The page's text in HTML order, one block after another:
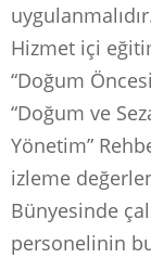
Hizmet içi
“Doğum
“Doğum ve
Yönetim”
izleme
Bünyesinde
personelinin